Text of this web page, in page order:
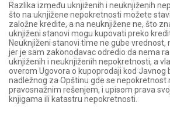
Razlika između uknjiženih i neuknjiženih
što na uknjižene nepokretnosti možete
založne kredite, a na neuknjižene ne, što
uknjiženi stanovi mogu kupovati preko
Neuknjiženi stanovi time ne gube vrednost,
jer je sam zakonodavac odredio da nema
uknjiženih i neuknjiženih nepokretnosti, a
overom Ugovora o kupoprodaji kod Javnog
nadležnog za Opštinu gde se nepokretnost
pravosnažnim rešenjem, i upisom prava
knjigama ili katastru nepokretnosti.